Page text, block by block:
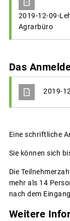
2019-12-09-
Agrarbüro
Das
2019-
Eine schriftliche
Sie können sich
Die
mehr als 14
nach dem
Weitere